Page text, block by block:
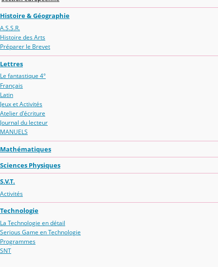
Histoire & Géographie
A.S.S.R.
Histoire des Arts
Préparer le Brevet
Lettres
Le fantastique 4°
Français
Latin
Jeux et Activités
Atelier d'écriture
Journal du lecteur
MANUELS
Mathématiques
Sciences Physiques
S.V.T.
Activités
Technologie
La Technologie en détail
Serious Game en Technologie
Programmes
SNT